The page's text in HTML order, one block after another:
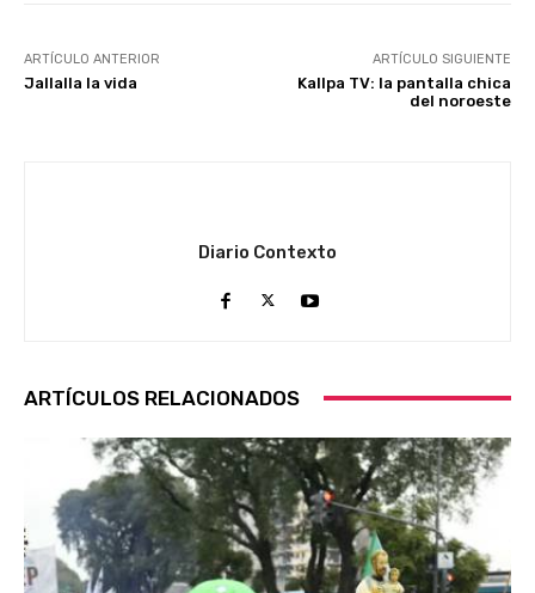
ARTÍCULO ANTERIOR
Jallalla la vida
ARTÍCULO SIGUIENTE
Kallpa TV: la pantalla chica
del noroeste
Diario Contexto
ARTÍCULOS RELACIONADOS